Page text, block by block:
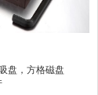
盘，方格磁盘